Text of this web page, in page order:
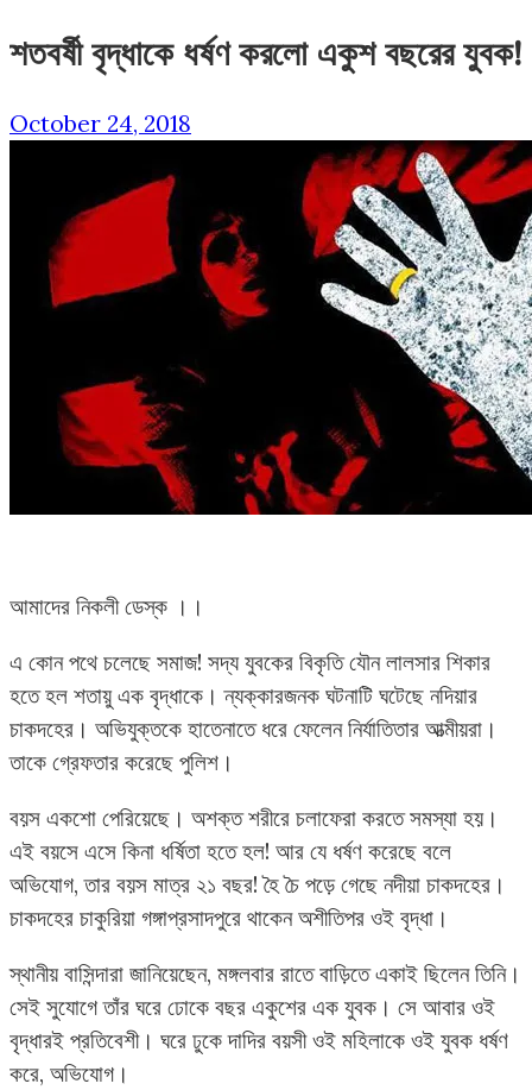
শতবর্ষী বৃদ্ধাকে ধর্ষণ করলো একুশ বছরের যুবক!
October 24, 2018
আমাদের নিকলী ডেস্ক ।।
এ কোন পথে চলেছে সমাজ! সদ্য যুবকের বিকৃতি যৌন লালসার শিকার
হতে হল শতায়ু এক বৃদ্ধাকে। ন্যক্কারজনক ঘটনাটি ঘটেছে নদিয়ার
চাকদহের। অভিযুক্তকে হাতেনাতে ধরে ফেলেন নির্যাতিতার আত্মীয়রা।
তাকে গ্রেফতার করেছে পুলিশ।
বয়স একশো পেরিয়েছে। অশক্ত শরীরে চলাফেরা করতে সমস্যা হয়।
এই বয়সে এসে কিনা ধর্ষিতা হতে হল! আর যে ধর্ষণ করেছে বলে
অভিযোগ, তার বয়স মাত্র ২১ বছর! হৈ চৈ পড়ে গেছে নদীয়া চাকদহের।
চাকদহের চাকুরিয়া গঙ্গাপ্রসাদপুরে থাকেন অশীতিপর ওই বৃদ্ধা।
স্থানীয় বাসিন্দারা জানিয়েছেন, মঙ্গলবার রাতে বাড়িতে একাই ছিলেন তিনি।
সেই সুযোগে তাঁর ঘরে ঢোকে বছর একুশের এক যুবক। সে আবার ওই
বৃদ্ধারই প্রতিবেশী। ঘরে ঢুকে দাদির বয়সী ওই মহিলাকে ওই যুবক ধর্ষণ
করে, অভিযোগ।